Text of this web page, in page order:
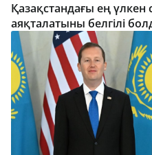
Қазақстандағы ең
аяқталатыны белгілі